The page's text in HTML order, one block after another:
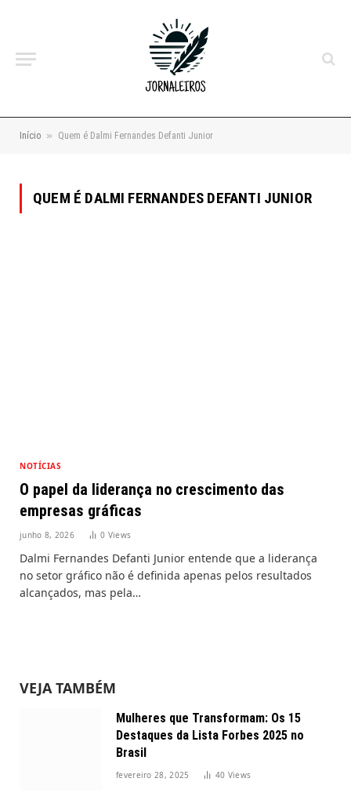
Início » Quem é Dalmi Fernandes Defanti Junior
QUEM É DALMI FERNANDES DEFANTI JUNIOR
NOTÍCIAS
O papel da liderança no crescimento das
empresas gráficas
junho 8, 2026 0 Views
Dalmi Fernandes Defanti Junior entende que a liderança
no setor gráfico não é definida apenas pelos resultados
alcançados, mas pela…
VEJA TAMBÉM
Mulheres que Transformam: Os 15
Destaques da Lista Forbes 2025 no
Brasil
fevereiro 28, 2025 40 Views